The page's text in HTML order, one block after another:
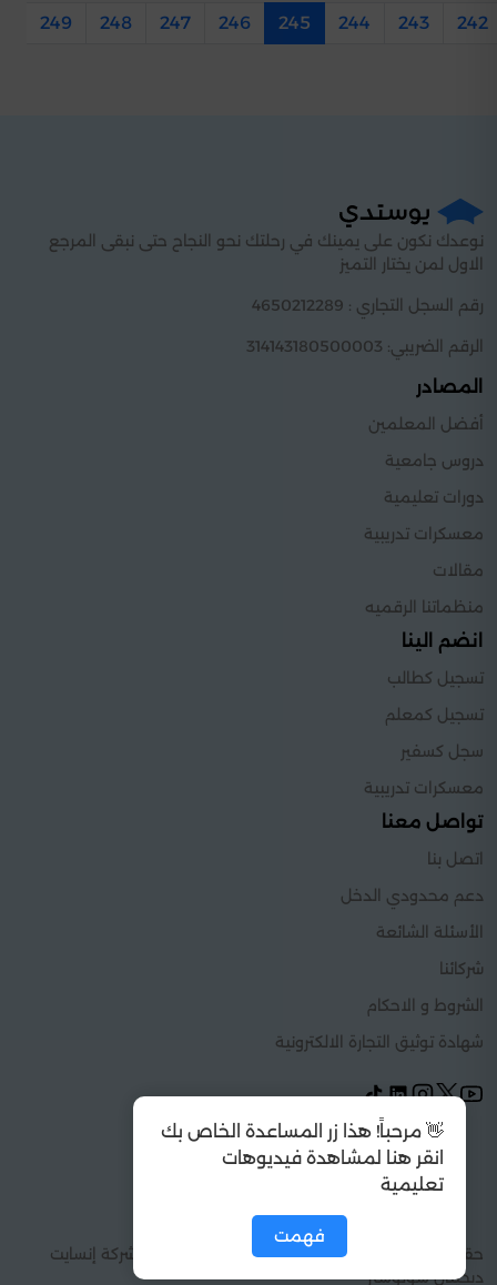
👋 مرحباً! هذا زر المساعدة الخاص بك
انقر هنا لمشاهدة فيديوهات
تعليمية
فهمت
242
243
244
245
246
247
248
249
نوعدك نكون على يمينك في رحلتك نحو النجاح حتى نبقى المرجع
الاول لمن يختار التميز
رقم السجل التجاري : 4650212289
الرقم الضريبي: 314143180500003
المصادر
أفضل المعلمين
دروس جامعية
دورات تعليمية
معسكرات تدريبية
مقالات
منظماتنا الرقميه
انضم الينا
تسجيل كطالب
تسجيل كمعلم
سجل كسفير
معسكرات تدريبية
تواصل معنا
اتصل بنا
دعم محدودي الدخل
الأسئلة الشائعة
شركائنا
الشروط و الاحكام
شهادة توثيق التجارة الالكترونية
حقوق الطبع والنشر 2026 © كل الحقوق محفوظة شركة إنسايت
ديجيتال سولوشنز